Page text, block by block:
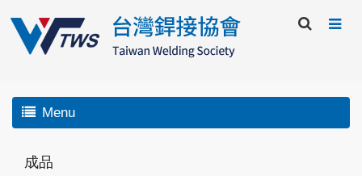
Menu
成品